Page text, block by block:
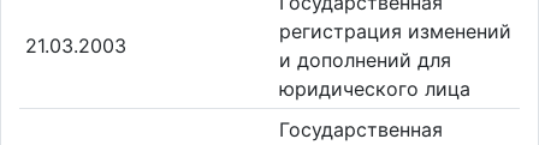
21.03.2003
регистрация изменений
и дополнений для
юридического лица
Государственная